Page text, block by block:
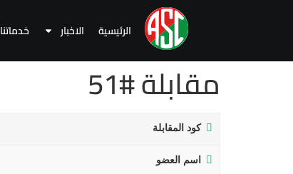
الرئيسية الاخبار خدماتنا
مقابلة #51
كود المقابلة
اسم العضو